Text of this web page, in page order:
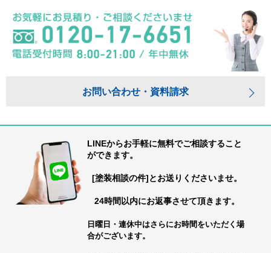
お問い合わせ・資料請求
LINEからお手軽に無料でご相談すること
ができます。
[塗装相談の件]とお送りくださいませ。
24時間以内にお返事させて頂きます。
日曜日・連休中はさらにお時間をいただく場
合がございます。